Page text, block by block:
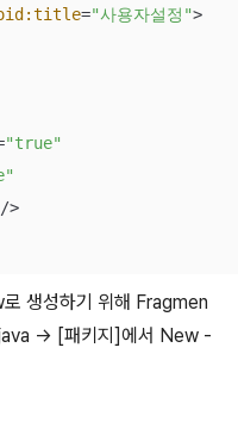
="사용자설정">
"true"
/>
생성하기 위해 Fragmen
-> [패키지]에서 New -